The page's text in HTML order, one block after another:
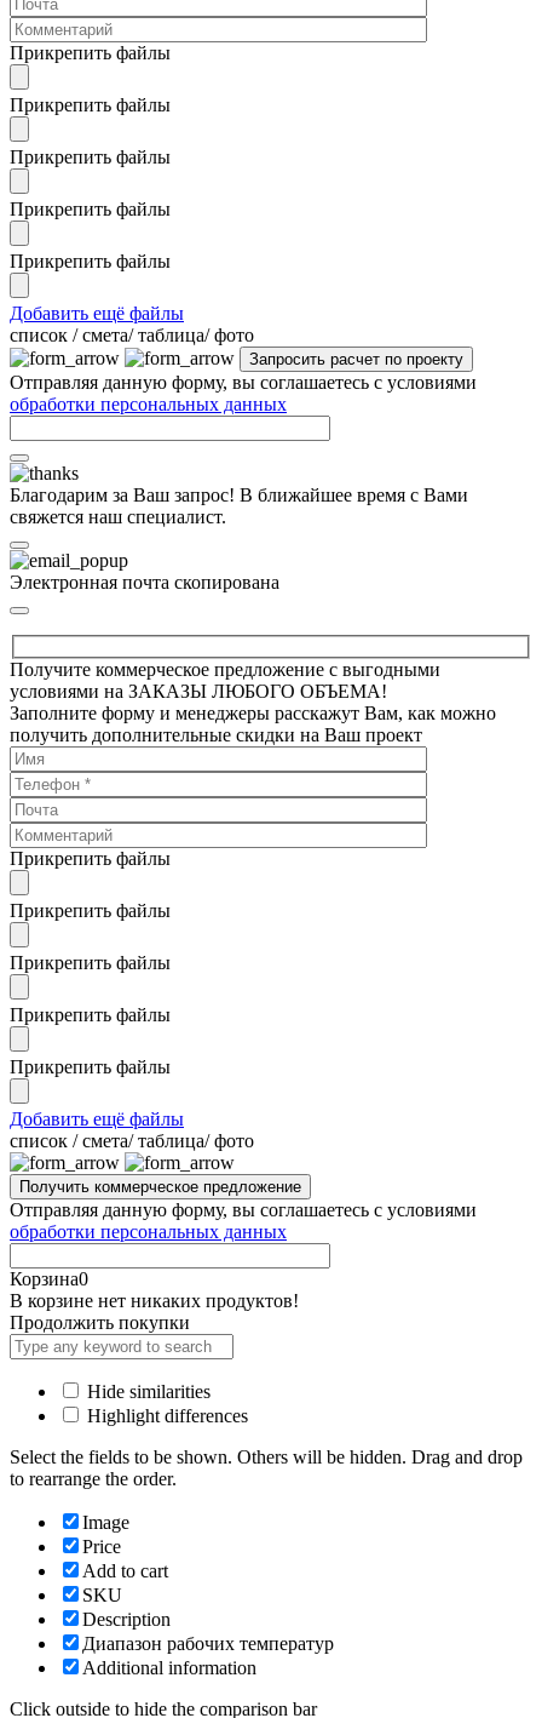
Прикрепить файлы
Прикрепить файлы
Прикрепить файлы
Прикрепить файлы
Прикрепить файлы
Добавить ещё файлы
cписок / смета/ таблица/ фото
Отправляя данную форму, вы соглашаетесь с условиями
обработки персональных данных
Благодарим за Ваш запрос! В ближайшее время с Вами
свяжется наш специалист.
Электронная почта скопирована
Получите коммерческое предложение с выгодными
условиями на ЗАКАЗЫ ЛЮБОГО ОБЪЕМА!
Заполните форму и менеджеры расскажут Вам, как можно
получить дополнительные скидки на Ваш проект
Прикрепить файлы
Прикрепить файлы
Прикрепить файлы
Прикрепить файлы
Прикрепить файлы
Добавить ещё файлы
cписок / смета/ таблица/ фото
Отправляя данную форму, вы соглашаетесь с условиями
обработки персональных данных
Корзина0
В корзине нет никаких продуктов!
Продолжить покупки
Hide similarities
Highlight differences
Select the fields to be shown. Others will be hidden. Drag and drop
to rearrange the order.
Image
Price
Add to cart
SKU
Description
Диапазон рабочих температур
Additional information
Click outside to hide the comparison bar